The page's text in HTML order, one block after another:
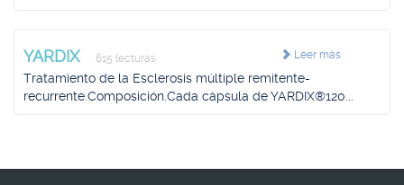
Leer más
YARDIX 615 lecturas
Tratamiento de la Esclerosis múltiple remitente-
recurrente.Composición.Cada cápsula de YARDIX®120...